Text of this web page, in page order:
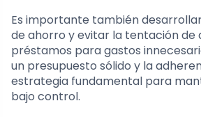
Es importante también
de ahorro y evitar la tentación de
préstamos para gastos
un presupuesto sólido y la
estrategia fundamental para
bajo control.